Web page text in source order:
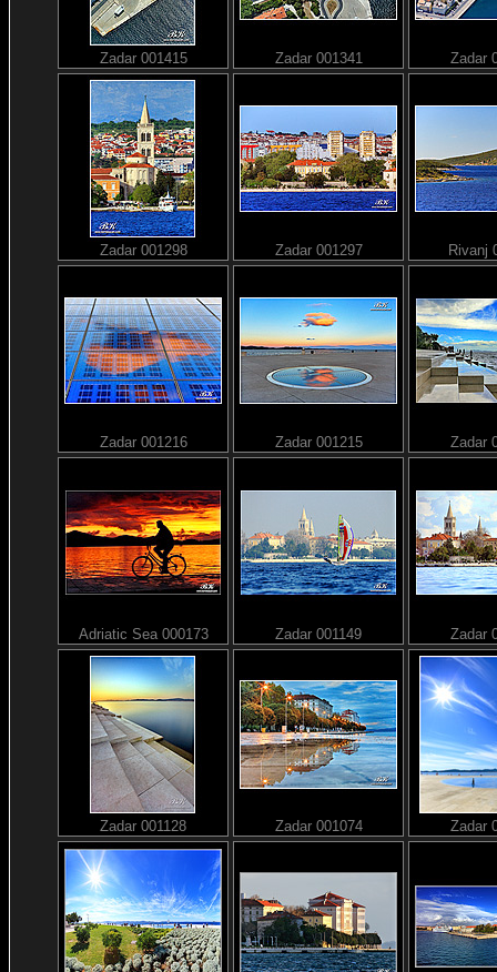
Zadar 001415 Zadar 001341 Zadar
Zadar 001298 Zadar 001297 Rivanj
Zadar 001216 Zadar 001215 Zadar
Adriatic Sea 000173 Zadar 001149 Zadar
Zadar 001128 Zadar 001074 Zadar